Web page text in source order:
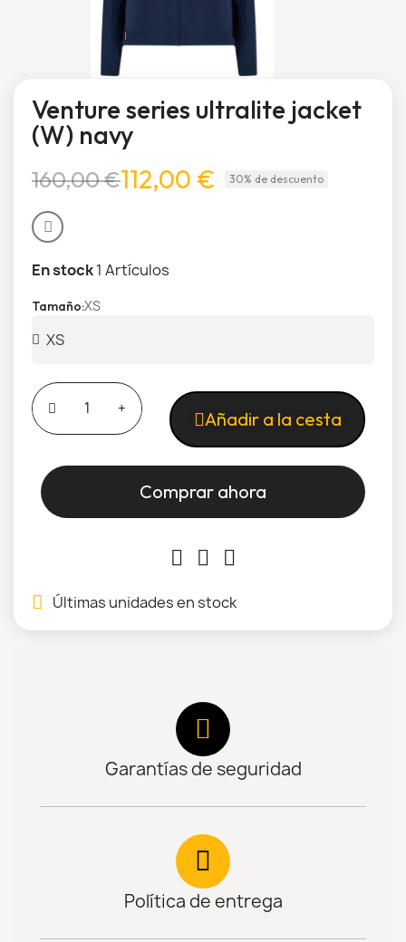
Venture series ultralite jacket
(W) navy
160,00 €112,00 € 30% de descuento
En stock1 Artículos
Tamaño XS
Añadir a la cesta
Comprar ahora
Últimas unidades en stock
Garantías de seguridad
Política de entrega